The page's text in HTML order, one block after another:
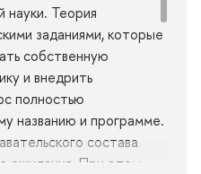
науки. Теория
заданиями, которые
собственную
и внедрить
полностью
названию и программе.
состава
ожидания. При этом